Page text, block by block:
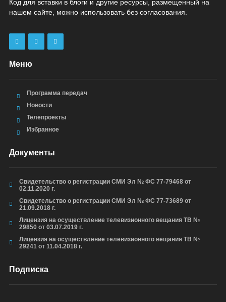
Код для вставки в блоги и другие ресурсы, размещенный на
нашем сайте, можно использовать без согласования.
Меню
Программа передач
Новости
Телепроекты
Избранное
Документы
Свидетельство о регистрации СМИ Эл № ФС 77-79468 от
02.11.2020 г.
Свидетельство о регистрации СМИ Эл № ФС 77-73689 от
21.09.2018 г.
Лицензия на осуществление телевизионного вещания ТВ №
29850 от 03.07.2019 г.
Лицензия на осуществление телевизионного вещания ТВ №
29241 от 11.04.2018 г.
Подписка